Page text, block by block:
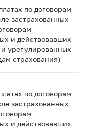
по договорам
застрахованных
и действовавших
и урегулированных
страхования)
по договорам
застрахованных
и действовавших